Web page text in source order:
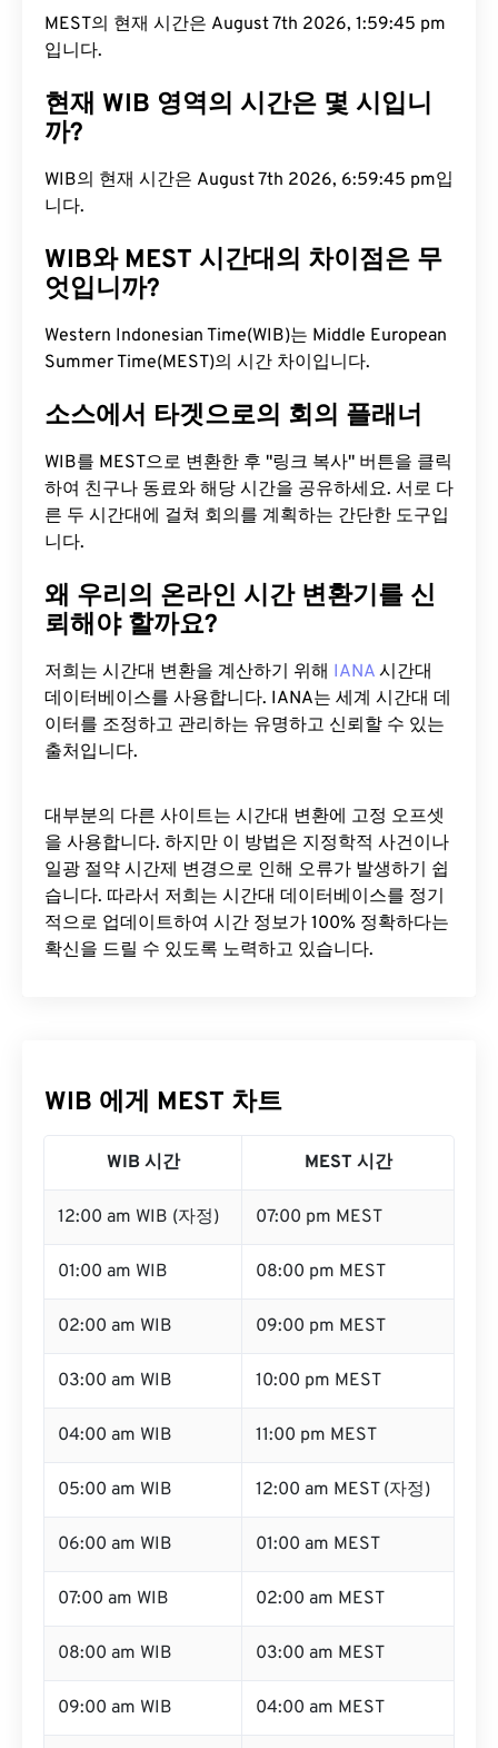
MEST의 현재 시간은 August 7th 2026, 1:59:46 pm
입니다.
현재 WIB 영역의 시간은 몇 시입니
까?
WIB의 현재 시간은 August 7th 2026, 6:59:46 pm입
니다.
WIB와 MEST 시간대의 차이점은 무
엇입니까?
Western Indonesian Time(WIB)는 Middle European
Summer Time(MEST)의 시간 차이입니다.
소스에서 타겟으로의 회의 플래너
WIB를 MEST으로 변환한 후 "링크 복사" 버튼을 클릭
하여 친구나 동료와 해당 시간을 공유하세요. 서로 다
른 두 시간대에 걸쳐 회의를 계획하는 간단한 도구입
니다.
왜 우리의 온라인 시간 변환기를 신
뢰해야 할까요?
저희는 시간대 변환을 계산하기 위해 IANA 시간대
데이터베이스를 사용합니다. IANA는 세계 시간대 데
이터를 조정하고 관리하는 유명하고 신뢰할 수 있는
출처입니다.
대부분의 다른 사이트는 시간대 변환에 ​​고정 오프셋
을 사용합니다. 하지만 이 방법은 지정학적 사건이나
일광 절약 시간제 변경으로 인해 오류가 발생하기 쉽
습니다. 따라서 저희는 시간대 데이터베이스를 정기
적으로 업데이트하여 시간 정보가 100% 정확하다는
확신을 드릴 수 있도록 노력하고 있습니다.
WIB 에게 MEST 차트
WIB 시간 MEST 시간
12:00 am WIB (자정) 07:00 pm MEST
01:00 am WIB 08:00 pm MEST
02:00 am WIB 09:00 pm MEST
03:00 am WIB 10:00 pm MEST
04:00 am WIB 11:00 pm MEST
05:00 am WIB 12:00 am MEST (자정)
06:00 am WIB 01:00 am MEST
07:00 am WIB 02:00 am MEST
08:00 am WIB 03:00 am MEST
09:00 am WIB 04:00 am MEST